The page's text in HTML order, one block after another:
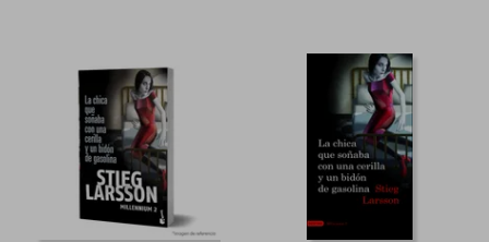
45%
dcto.
55%